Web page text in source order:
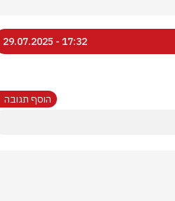
17:32 - 29.07.2025
הוסף תגובה